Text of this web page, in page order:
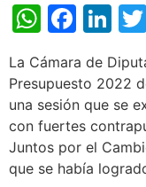
La Cámara de
Presupuesto 2022
una sesión que se
con fuertes
Juntos por el
que se había